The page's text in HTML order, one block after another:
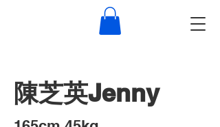
​陳芝英Jenny